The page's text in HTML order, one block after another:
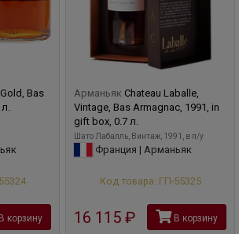
Bas
В корзину
Арманьяк Chateau Laballe,
Vintage, Bas Armagnac, 1991, in
gift box, 0.7 л.
Шато Лабалль, Винтаж, 1991, в п/у
Франция | Арманьяк
Код товара: ГП-55325
16 115 рубВ корзину